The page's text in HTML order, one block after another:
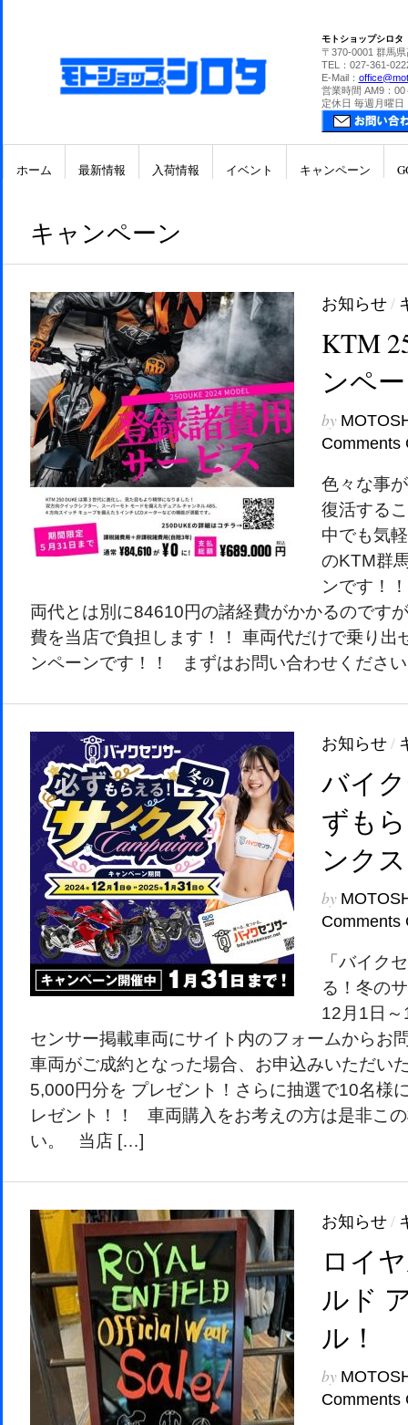
モトショップシロタ
〒370-0001 群馬
TEL：027-361-
E-Mail：
営業時間 AM9：00
定休日 毎週月曜日
ホーム 最新情報 入荷情報 イベント キャンペーン
キャンペーン
お知らせ/
KTM
ンペ
by
Comments
色々な事
復活する
中でも気
のKTM群
ンです！
両代とは別に84610円の諸経費がかかるのです
費を当店で負担します！！ 車両代だけで乗り出
ンペーンです！！ まずはお問い合わせくださ
お知らせ/
バイ
ずも
ンク
by
Comments
「バイク
る！冬の
12月1日
センサー掲載車両にサイト内のフォームからお
車両がご成約となった場合、お申込みいただい
5,000円分を プレゼント！さらに抽選で10名様
レゼント！！ 車両購入をお考えの方は是非こ
い。 当店 […]
お知らせ/
ロイ
ルド
ル！
by
Comments